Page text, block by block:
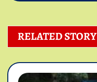
RELATED STORY